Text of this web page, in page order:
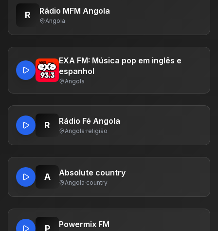
R Rádio MFM Angola
Angola
EXA FM: Música pop em inglês e
espanhol
Angola
R Rádio Fé Angola
Angola·religião
A Absolute country
Angola·country
P Powermix FM